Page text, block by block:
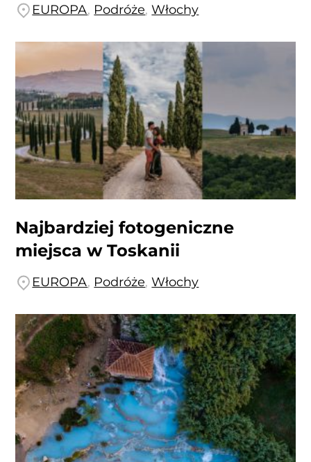
EUROPA, Podróże,Włochy
Najbardziej fotogeniczne
miejsca w Toskanii
EUROPA, Podróże,Włochy